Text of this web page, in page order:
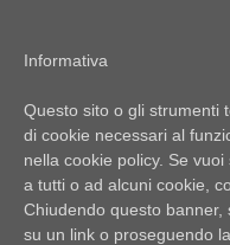
Italia Notizie
Giornale di
Giornale di Puglia
Il
in Puglia
Informativa
Questo sito o gli strumenti
di cookie necessari al
nella cookie policy. Se
a tutti o ad alcuni cookie,
Chiudendo questo
su un link o proseguendo